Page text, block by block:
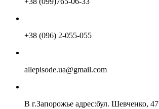
+38 (096) 2-055-055
allepisode.ua@gmail.com
В г.Запорожье адрес:бул. Шевченко, 47